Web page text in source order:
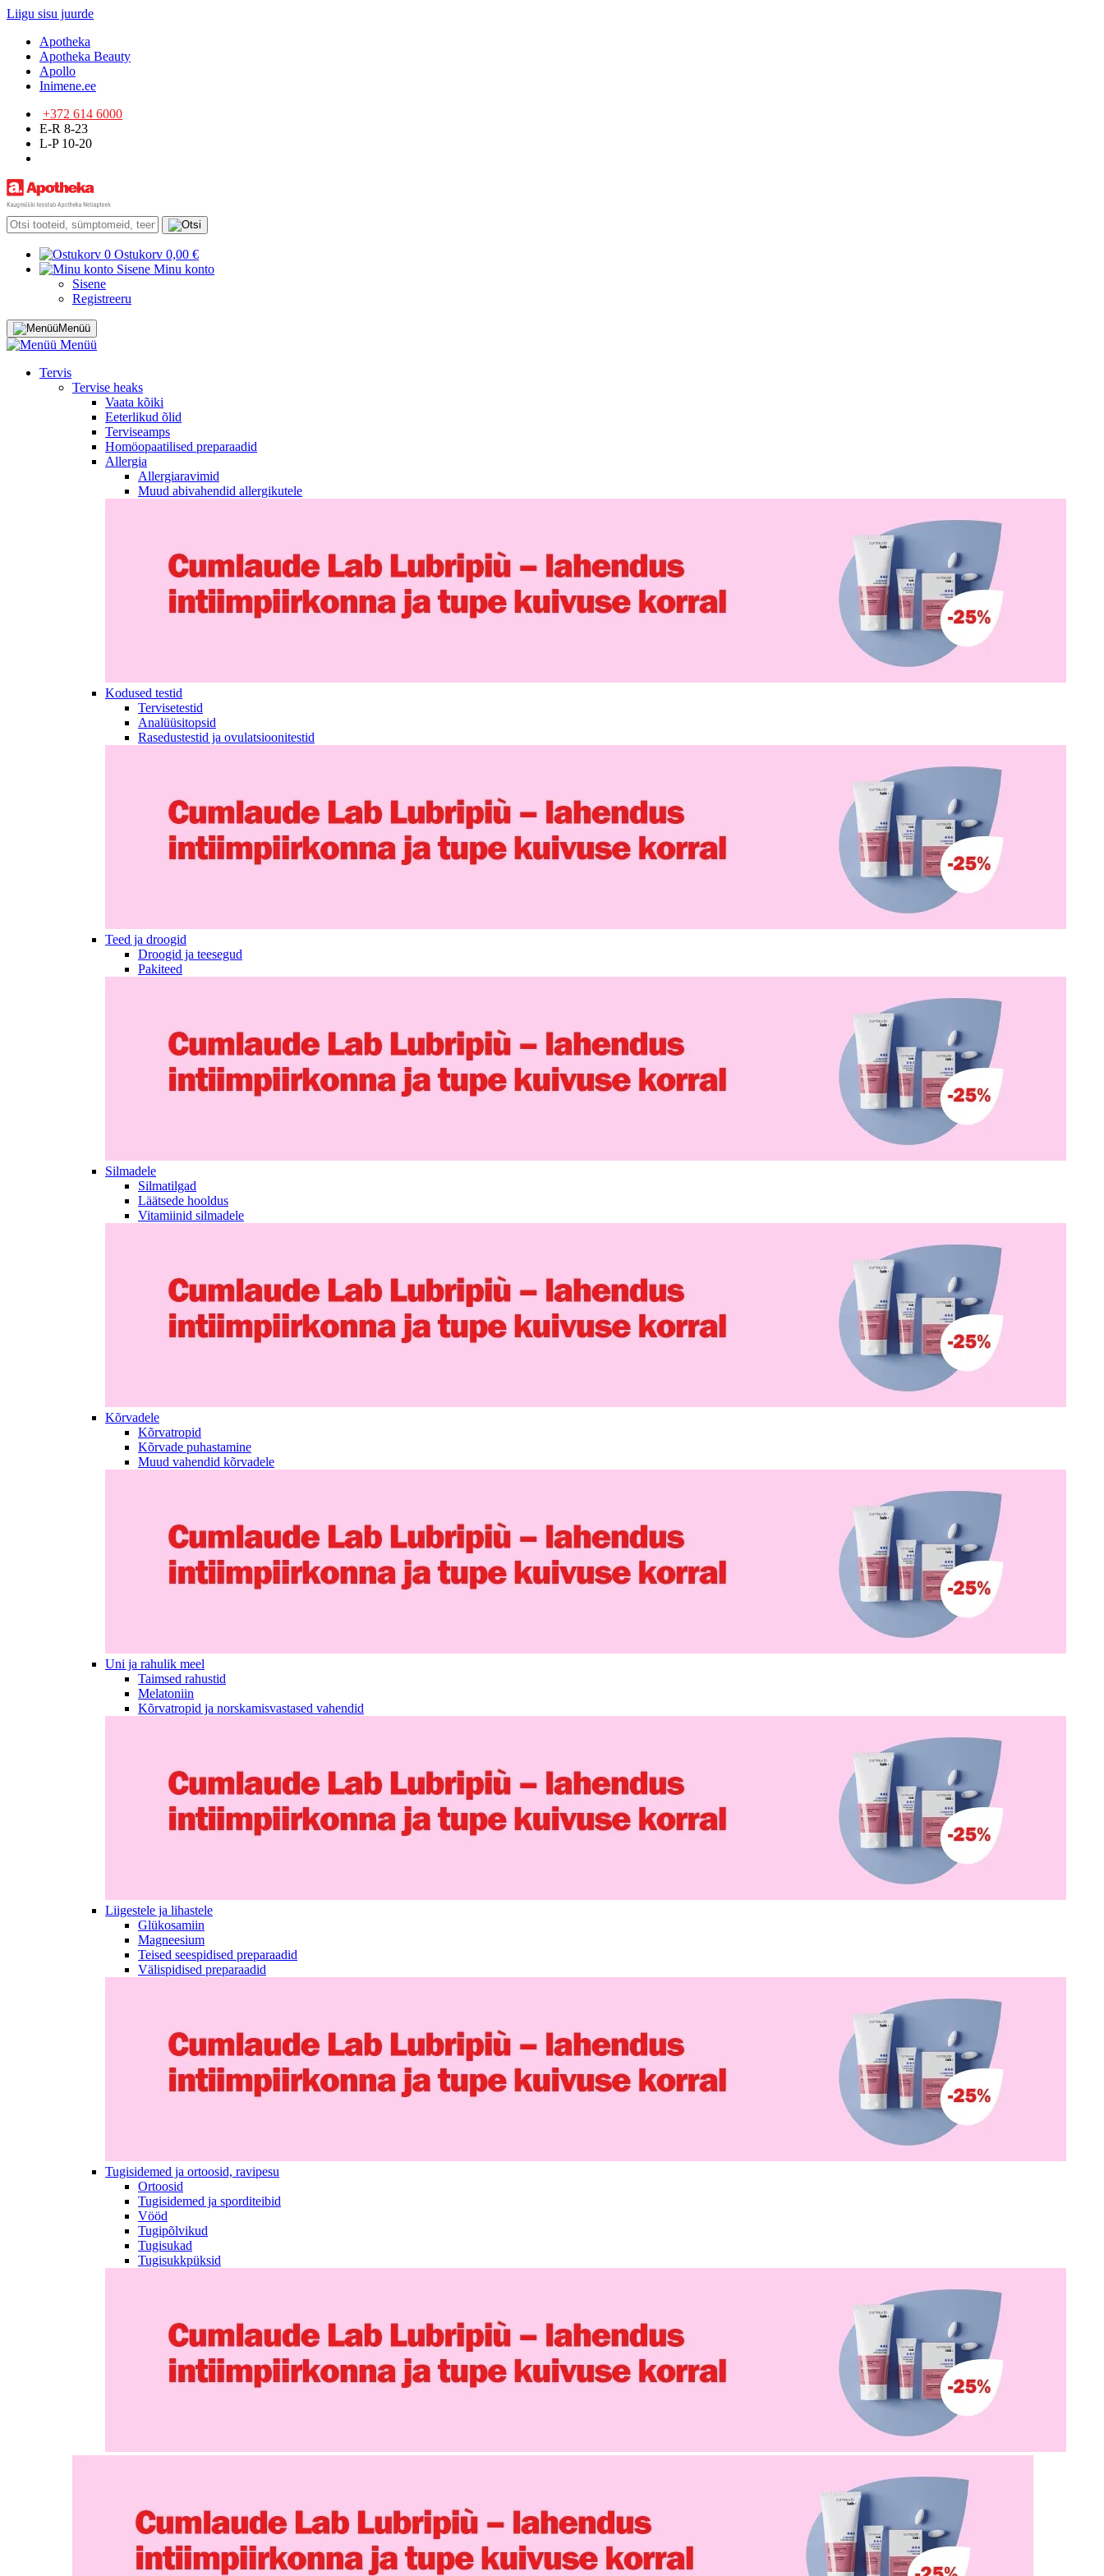
Liigu sisu juurde
Apotheka
Apotheka Beauty
Apollo
Inimene.ee
+372 614 6000
E-R 8-23
L-P 10-20
0 Ostukorv 0,00 €
Sisene Minu konto
Sisene
Registreeru
Menüü
Menüü
Tervis
Tervise heaks
Vaata kõiki
Eeterlikud õlid
Terviseamps
Homöopaatilised preparaadid
Allergia
Allergiaravimid
Muud abivahendid allergikutele
Kodused testid
Tervisetestid
Analüüsitopsid
Rasedustestid ja ovulatsioonitestid
Teed ja droogid
Droogid ja teesegud
Pakiteed
Silmadele
Silmatilgad
Läätsede hooldus
Vitamiinid silmadele
Kõrvadele
Kõrvatropid
Kõrvade puhastamine
Muud vahendid kõrvadele
Uni ja rahulik meel
Taimsed rahustid
Melatoniin
Kõrvatropid ja norskamisvastased vahendid
Liigestele ja lihastele
Glükosamiin
Magneesium
Teised seespidised preparaadid
Välispidised preparaadid
Tugisidemed ja ortoosid, ravipesu
Ortoosid
Tugisidemed ja sporditeibid
Vööd
Tugipõlvikud
Tugisukad
Tugisukkpüksid